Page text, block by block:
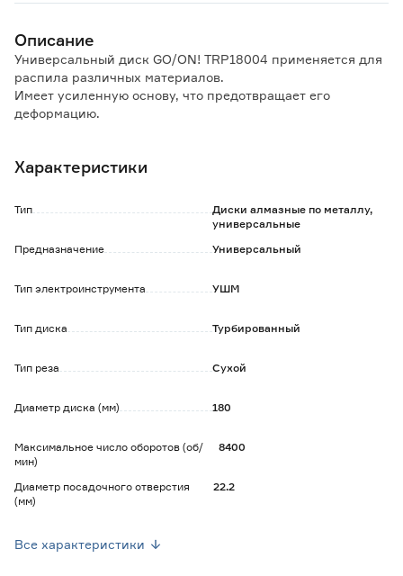
Описание
Универсальный диск GO/ON! TRP18004 применяется для
распила различных материалов.
Имеет усиленную основу, что предотвращает его
деформацию.
Непрерывный алмазоносный слой диска гофрирован, что
Характеристики
Тип
Диски алмазные по металлу,
универсальные
Предназначение
Универсальный
Тип электроинструмента УШМ
Тип диска Турбированный
Тип реза Сухой
Диаметр диска (мм) 180
Максимальное число оборотов (об/
мин)
8400
Диаметр посадочного отверстия
(мм)
22.2
Все характеристики